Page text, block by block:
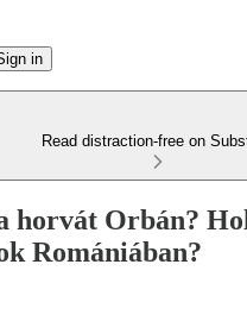
in
Read distraction-free on
horvát Orbán?
Romániában?